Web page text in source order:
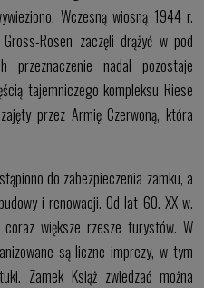
Wczesną wiosną 1944 r.
Rosen zaczęli drążyć w pod
przeznaczenie nadal pozostaje
tajemniczego kompleksu Riese
przez Armię Czerwoną, która
do zabezpieczenia zamku, a
i renowacji. Od lat 60. XX w.
większe rzesze turystów. W
są liczne imprezy, w tym
Zamek Książ zwiedzać można